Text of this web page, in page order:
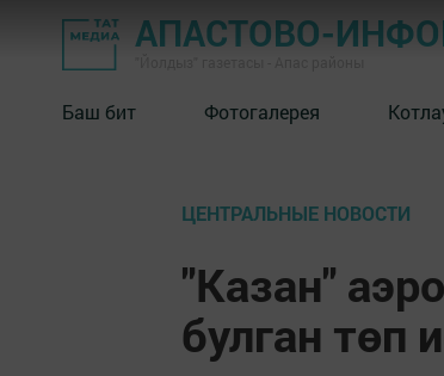
АПАСТОВО-
Баш бит Фотогалерея
ЦЕНТРАЛЬНЫЕ НОВОСТИ
"Казан"
булган төп